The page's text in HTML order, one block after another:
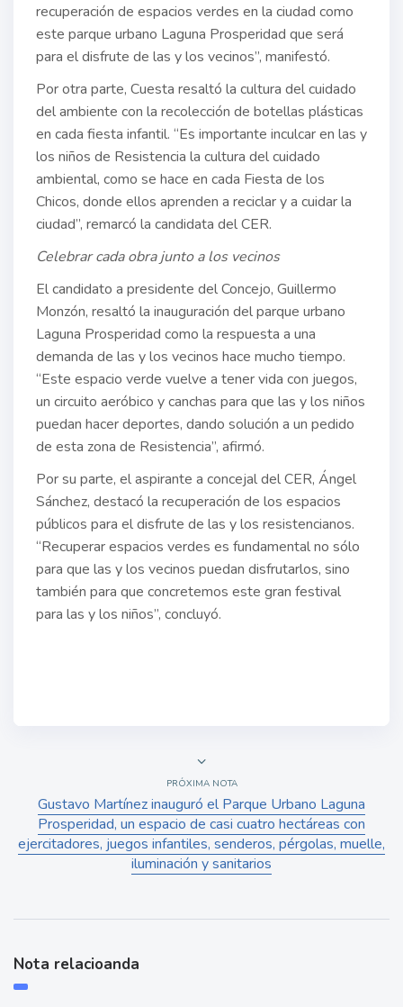
recuperación de espacios verdes en la ciudad como
este parque urbano Laguna Prosperidad que será
para el disfrute de las y los vecinos”, manifestó.
Por otra parte, Cuesta resaltó la cultura del cuidado
del ambiente con la recolección de botellas plásticas
en cada fiesta infantil. “Es importante inculcar en las y
los niños de Resistencia la cultura del cuidado
ambiental, como se hace en cada Fiesta de los
Chicos, donde ellos aprenden a reciclar y a cuidar la
ciudad”, remarcó la candidata del CER.
Celebrar cada obra junto a los vecinos
El candidato a presidente del Concejo, Guillermo
Monzón, resaltó la inauguración del parque urbano
Laguna Prosperidad como la respuesta a una
demanda de las y los vecinos hace mucho tiempo.
“Este espacio verde vuelve a tener vida con juegos,
un circuito aeróbico y canchas para que las y los niños
puedan hacer deportes, dando solución a un pedido
de esta zona de Resistencia”, afirmó.
Por su parte, el aspirante a concejal del CER, Ángel
Sánchez, destacó la recuperación de los espacios
públicos para el disfrute de las y los resistencianos.
“Recuperar espacios verdes es fundamental no sólo
para que las y los vecinos puedan disfrutarlos, sino
también para que concretemos este gran festival
para las y los niños”, concluyó.
PRÓXIMA NOTA
Gustavo Martínez inauguró el Parque Urbano Laguna
Prosperidad, un espacio de casi cuatro hectáreas con
ejercitadores, juegos infantiles, senderos, pérgolas, muelle,
iluminación y sanitarios
Nota relacioanda